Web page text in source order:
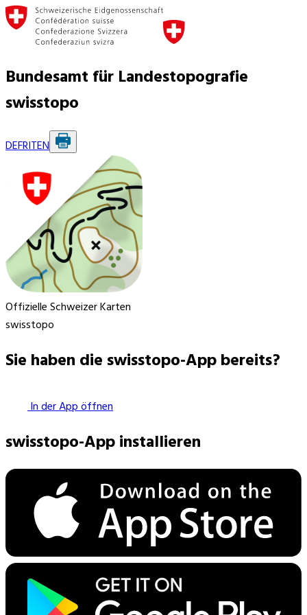
Bundesamt für Landestopografie
swisstopo
DEFRITEN
Offizielle Schweizer Karten
swisstopo
Sie haben die swisstopo-App bereits?
In der App öffnen
swisstopo-App installieren